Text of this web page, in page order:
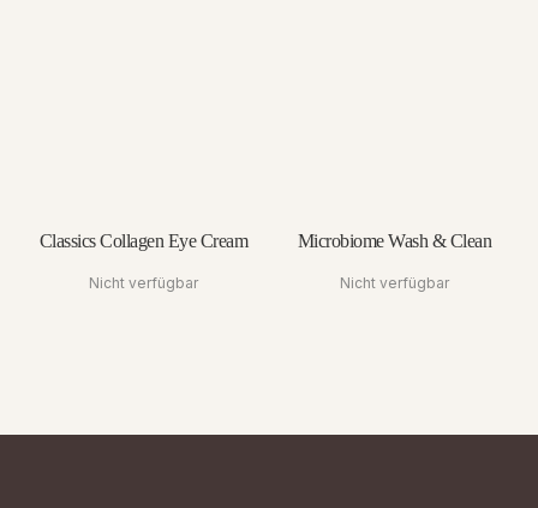
Classics Collagen Eye Cream
Nicht verfügbar
Microbiome Wash & Clean
Nicht verfügbar